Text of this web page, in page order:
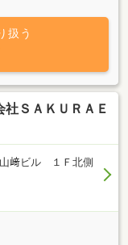
扱う
ＳＡＫＵＲＡＥ
山﨑ビル １Ｆ北側